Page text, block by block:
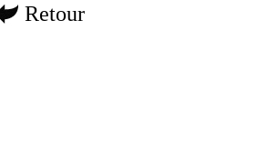
Retour